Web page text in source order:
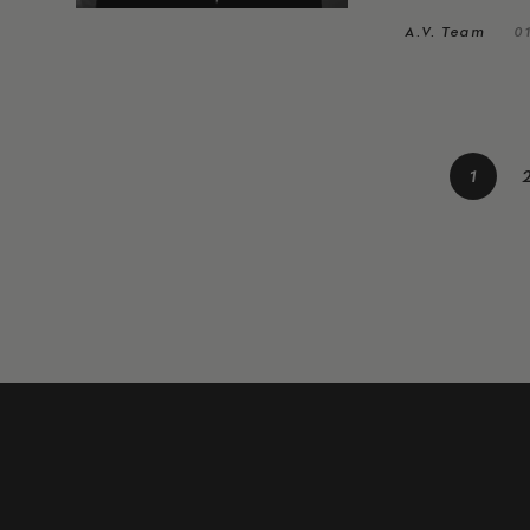
A.V. Team
1 2